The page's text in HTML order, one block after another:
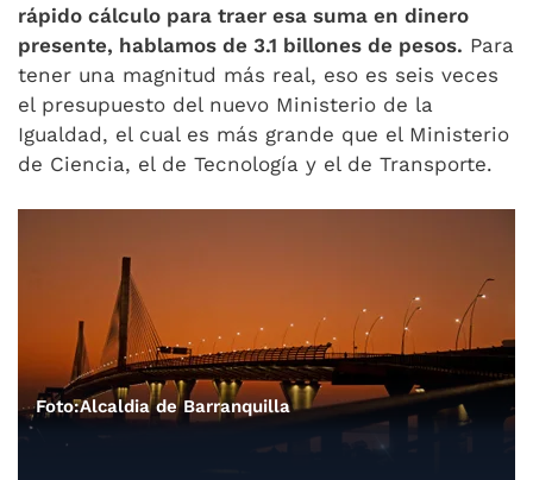
rápido cálculo para traer esa suma en dinero
presente, hablamos de 3.1 billones de pesos. Para
tener una magnitud más real, eso es seis veces
el presupuesto del nuevo Ministerio de la
Igualdad, el cual es más grande que el Ministerio
de Ciencia, el de Tecnología y el de Transporte.
Foto:Alcaldia de Barranquilla